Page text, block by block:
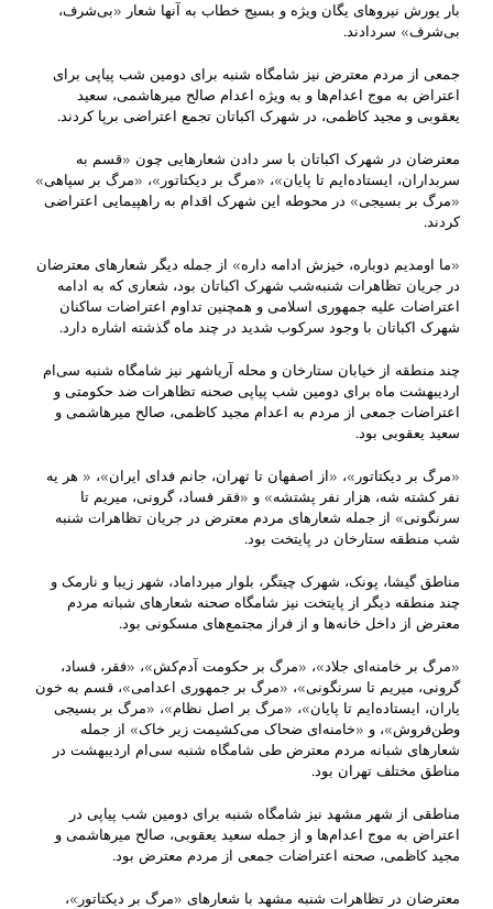
بار یورش نیروهای یگان ویژه و بسیج خطاب به آنها شعار «بی‌شرف،
بی‌شرف» سردادند.
جمعی از مردم معترض نیز شامگاه شنبه برای دومین شب پیاپی برای
اعتراض به موج اعدام‌ها و به ویژه اعدام صالح میرهاشمی، سعید
یعقوبی و مجید کاظمی، در شهرک اکباتان تجمع اعتراضی برپا کردند.
معترضان در شهرک اکباتان با سر دادن شعارهایی چون «قسم به
سربداران، ایستاده‌ایم تا پایان»، «مرگ بر دیکتاتور»، «مرگ بر سپاهی»
«مرگ بر بسیجی» در محوطه این شهرک اقدام به راهپیمایی اعتراضی
کردند.
«ما اومدیم دوباره، خیزش ادامه داره» از جمله دیگر شعارهای معترضان
در جریان تظاهرات شنبه‌شب شهرک اکباتان بود، شعاری که به ادامه
اعتراضات علیه جمهوری اسلامی و همچنین تداوم اعتراضات ساکنان
شهرک اکباتان با وجود سرکوب شدید در چند ماه گذشته اشاره دارد.
چند منطقه از خیابان ستارخان و محله آریاشهر نیز شامگاه شنبه سی‌ام
اردیبهشت ماه برای دومین شب پیاپی صحنه تظاهرات ضد حکومتی و
اعتراضات جمعی از مردم به اعدام مجید کاظمی، صالح میرهاشمی و
سعید یعقوبی بود.
«مرگ بر دیکتاتور»، «از اصفهان تا تهران، جانم فدای ایران»، « هر یه
نفر کشته شه، هزار نفر پشتشه» و «فقر فساد، گرونی، میریم تا
سرنگونی» از جمله شعارهای مردم معترض در جریان تظاهرات شنبه
شب منطقه ستارخان در پایتخت بود.
مناطق گیشا، پونک، شهرک چیتگر، بلوار میرداماد، شهر زیبا و نارمک و
چند منطقه دیگر از پایتخت نیز شامگاه صحنه شعارهای شبانه مردم
معترض از داخل خانه‌ها و از فراز مجتمع‌های مسکونی بود.
«مرگ بر خامنه‌ای جلاد»، «مرگ بر حکومت آدم‌کش»، «فقر، فساد،
گرونی، میریم تا سرنگونی»، «مرگ بر جمهوری اعدامی»، قسم به خون
یاران، ایستاده‌ایم تا پایان»، «مرگ بر اصل نظام»، «مرگ بر بسیجی
وطن‌فروش»، و «خامنه‌ای ضحاک می‌کشیمت زیر خاک» از جمله
شعارهای شبانه مردم معترض طی شامگاه شنبه سی‌ام اردیبهشت در
مناطق مختلف تهران بود.
مناطقی از شهر مشهد نیز شامگاه شنبه برای دومین شب پیاپی در
اعتراض به موج اعدام‌ها و از جمله سعید یعقوبی، صالح میرهاشمی و
مجید کاظمی، صحنه اعتراضات جمعی از مردم معترض بود.
معترضان در تظاهرات شنبه مشهد با شعارهای «مرگ بر دیکتاتور»،